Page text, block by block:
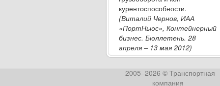
курентоспособности.
(Виталий Чернов, ИАА
«ПортНьюс», Контейнерный
бизнес. Бюллетень. 28
апреля – 13 мая 2012)
2005–2026 © Транспортная
компания